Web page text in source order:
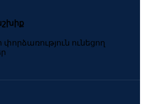
ունեցող